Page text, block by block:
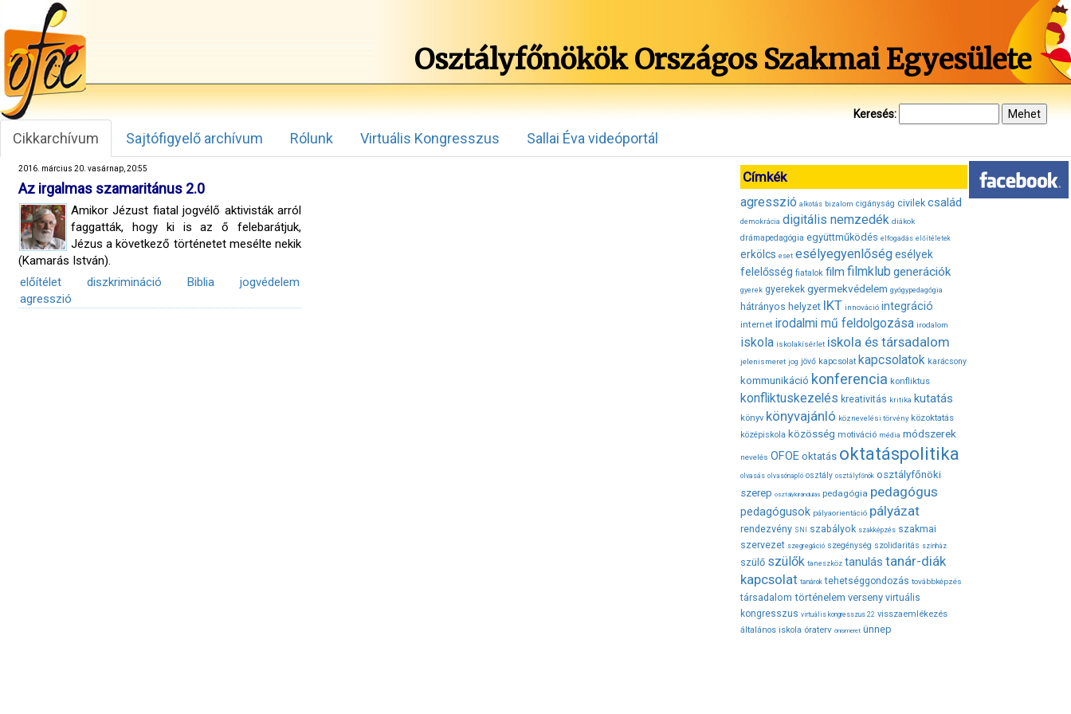
Osztályfőnökök Országos Szakmai Egyesülete
Keresés:
Cikkarchívum Sajtófigyelő archívum Rólunk Virtuális Kongresszus Sallai Éva videóportál
2016. március 20. vasárnap, 20:55
Az irgalmas szamaritánus 2.0
Amikor Jézust fiatal jogvélő aktivisták arról
faggatták, hogy ki is az ő felebarátjuk,
Jézus a következő történetet mesélte nekik
(Kamarás István).
előítélet
diszkrimináció Biblia
jogvédelem
agresszió
Címkék
agresszió alkotás bizalom cigányság civilek család
demokrácia digitális nemzedék diákok
drámapedagógia együttműködés elfogadás előítéletek
erkölcs eset esélyegyenlőségesélyek
felelősség fiatalok film filmklub generációk
gyerek gyerekek gyermekvédelem gyógypedagógia
hátrányos helyzet IKT innováció integráció
internet irodalmi mű feldolgozása irodalom
iskola iskolakísérlet iskola és társadalom
jelenismeret jog jövő kapcsolat kapcsolatok karácsony
kommunikáció konferencia konfliktus
konfliktuskezelés kreativitás kritika kutatás
könyv könyvajánló köznevelési törvény közoktatás
középiskola közösség motiváció média módszerek
nevelés OFOE oktatás oktatáspolitika
olvasás olvasónapló osztály osztályfőnök osztályfőnöki
szerep osztálykirándulás pedagógia pedagógus
pedagógusok pályaorientáció pályázat
rendezvény SNI szabályok szakképzés szakmai
szervezet szegregáció szegénység szolidaritás színház
szülő szülők taneszköz tanulás tanár-diák
kapcsolat tanárok tehetséggondozás továbbképzés
társadalom történelem verseny virtuális
kongresszus virtuális kongresszus 22 visszaemlékezés
általános iskola óraterv önismeret ünnep